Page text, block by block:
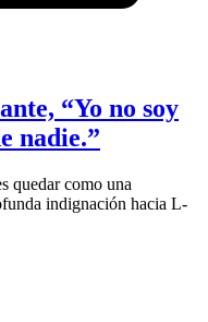
“Yo no soy
nadie.”
quedar como una
indignación hacia L-